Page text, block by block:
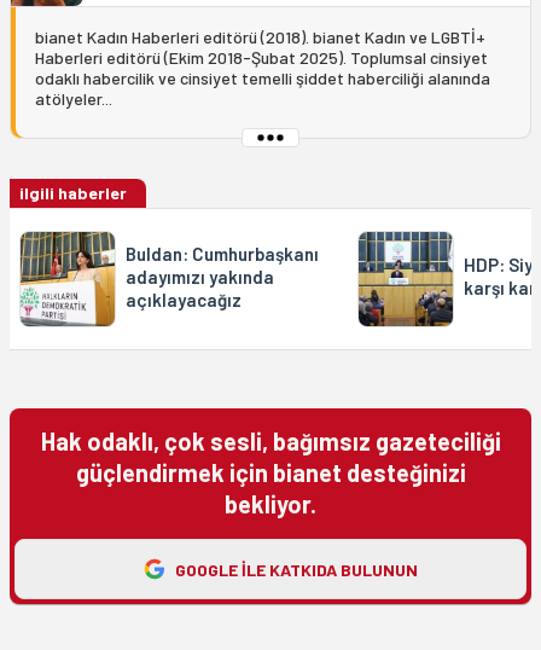
bianet Kadın Haberleri editörü (2018). bianet Kadın ve LGBTİ+
Haberleri editörü (Ekim 2018-Şubat 2025). Toplumsal cinsiyet
odaklı habercilik ve cinsiyet temelli şiddet haberciliği alanında
atölyeler...
ilgili haberler
Buldan: Cumhurbaşkanı
adayımızı yakında
açıklayacağız
HDP:
karşı
Hak odaklı, çok sesli, bağımsız gazeteciliği
güçlendirmek için bianet desteğinizi
bekliyor.
GOOGLE ILE KATKIDA BULUNUN